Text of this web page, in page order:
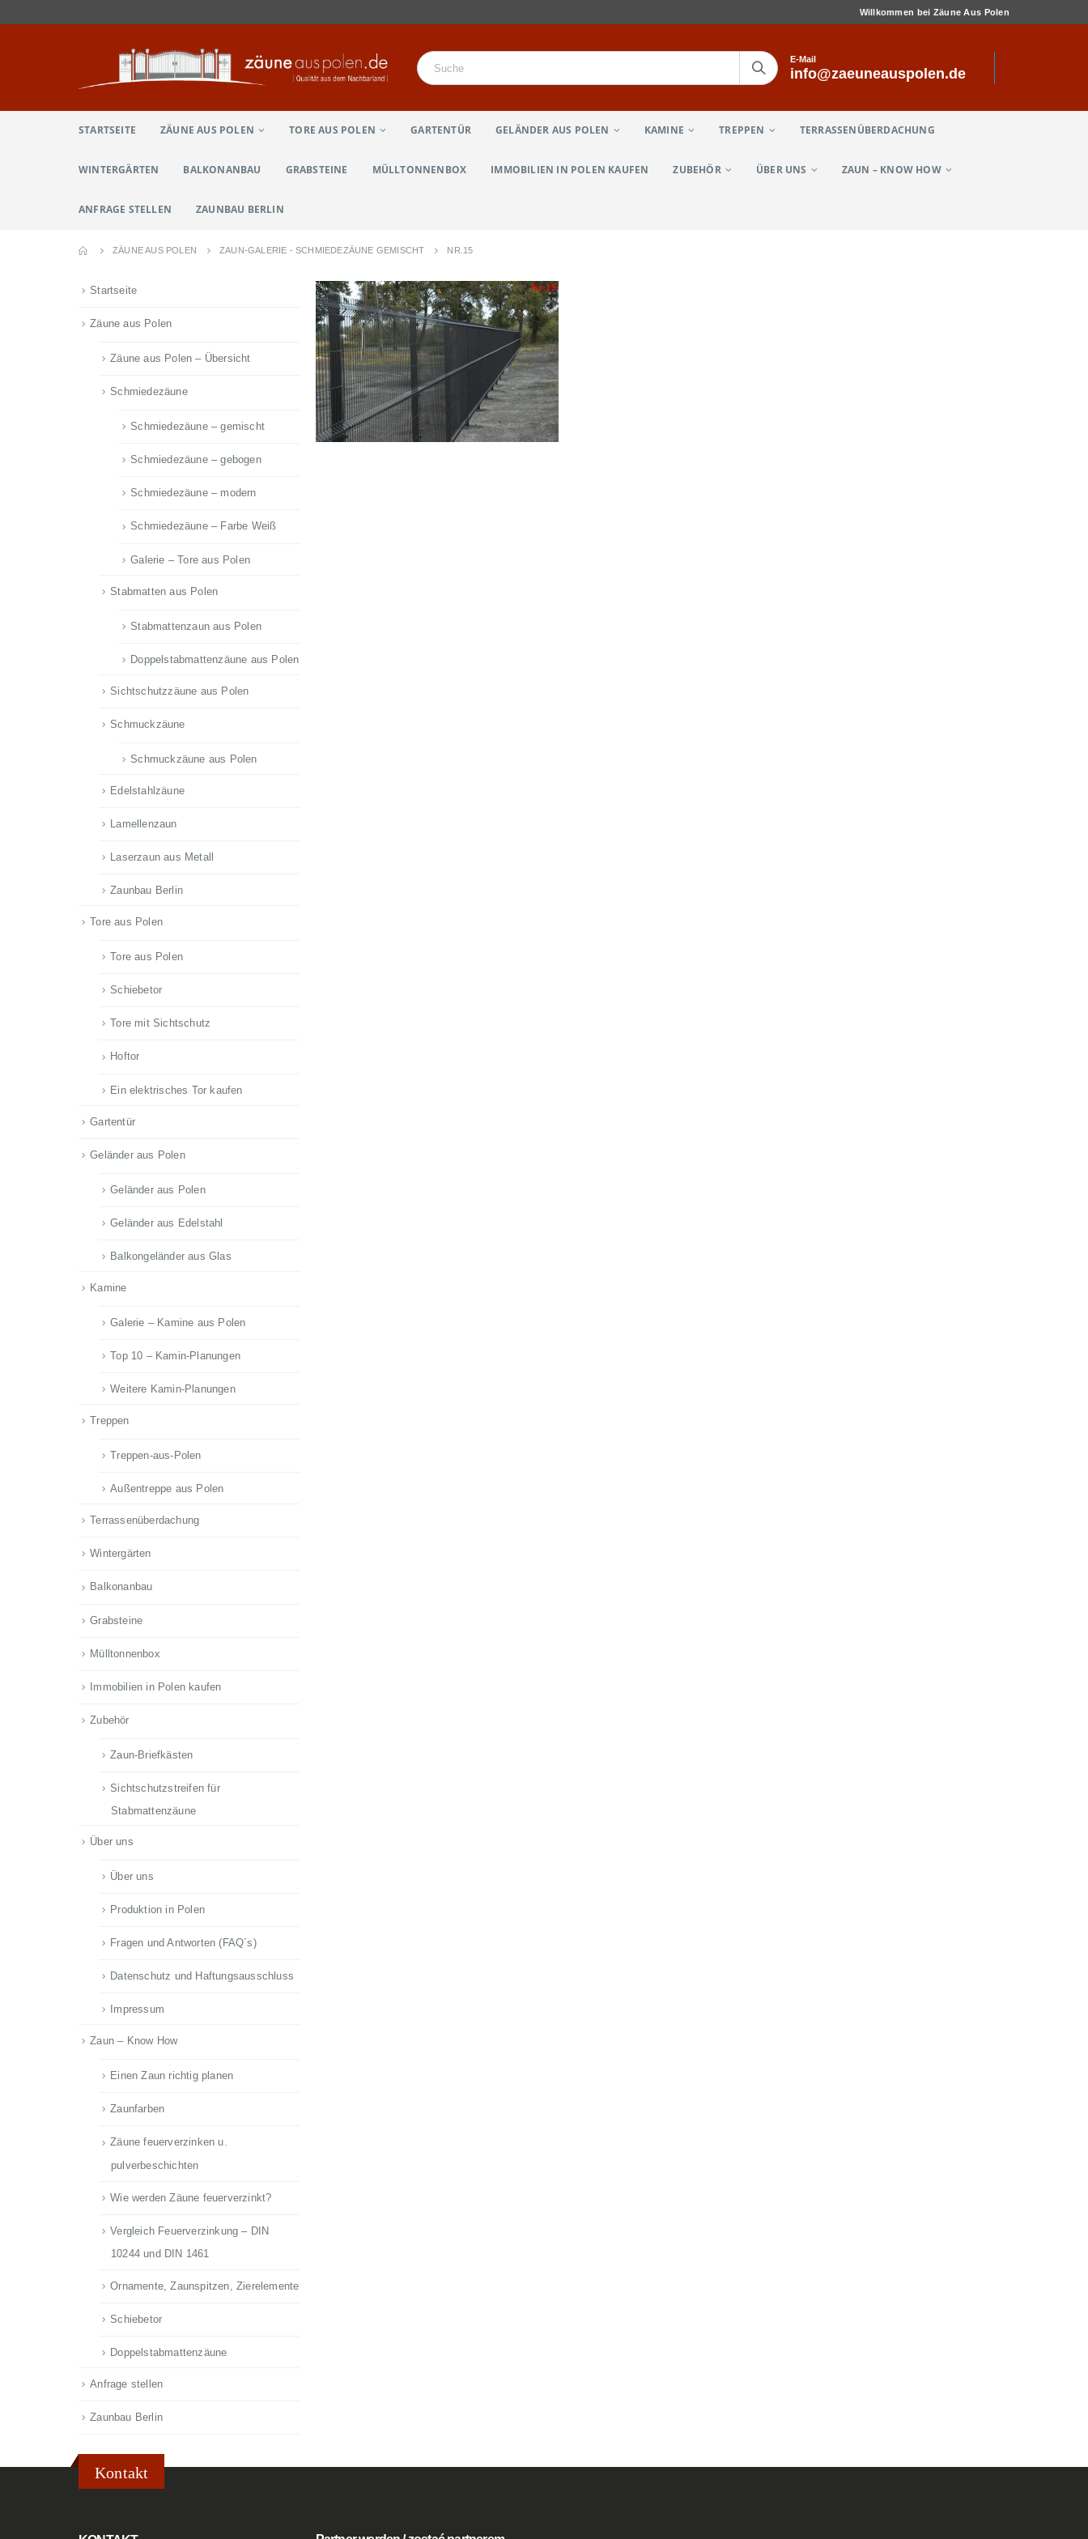
Willkommen bei Zäune Aus Polen
E-Mail
info@zaeuneauspolen.de
STARTSEITE ZÄUNE AUS POLEN TORE AUS POLEN GARTENTÜR GELÄNDER AUS POLEN KAMINE TREPPEN TERRASSENÜBERDACHUNG
WINTERGÄRTEN BALKONANBAU GRABSTEINE MÜLLTONNENBOX IMMOBILIEN IN POLEN KAUFEN ZUBEHÖR ÜBER UNS ZAUN – KNOW HOW
ANFRAGE STELLEN ZAUNBAU BERLIN
ZÄUNE AUS POLEN ZAUN-GALERIE - SCHMIEDEZÄUNE GEMISCHT NR.15
Startseite
Zäune aus Polen
Zäune aus Polen – Übersicht
Schmiedezäune
Schmiedezäune – gemischt
Schmiedezäune – gebogen
Schmiedezäune – modern
Schmiedezäune – Farbe Weiß
Galerie – Tore aus Polen
Stabmatten aus Polen
Stabmattenzaun aus Polen
Doppelstabmattenzäune aus Polen
Sichtschutzzäune aus Polen
Schmuckzäune
Schmuckzäune aus Polen
Edelstahlzäune
Lamellenzaun
Laserzaun aus Metall
Zaunbau Berlin
Tore aus Polen
Tore aus Polen
Schiebetor
Tore mit Sichtschutz
Hoftor
Ein elektrisches Tor kaufen
Gartentür
Geländer aus Polen
Geländer aus Polen
Geländer aus Edelstahl
Balkongeländer aus Glas
Kamine
Galerie – Kamine aus Polen
Top 10 – Kamin-Planungen
Weitere Kamin-Planungen
Treppen
Treppen-aus-Polen
Außentreppe aus Polen
Terrassenüberdachung
Wintergärten
Balkonanbau
Grabsteine
Mülltonnenbox
Immobilien in Polen kaufen
Zubehör
Zaun-Briefkästen
Sichtschutzstreifen für
Stabmattenzäune
Über uns
Über uns
Produktion in Polen
Fragen und Antworten (FAQ´s)
Datenschutz und Haftungsausschluss
Impressum
Zaun – Know How
Einen Zaun richtig planen
Zaunfarben
Zäune feuerverzinken u.
pulverbeschichten
Wie werden Zäune feuerverzinkt?
Vergleich Feuerverzinkung – DIN
10244 und DIN 1461
Ornamente, Zaunspitzen, Zierelemente
Schiebetor
Doppelstabmattenzäune
Anfrage stellen
Zaunbau Berlin
Kontakt